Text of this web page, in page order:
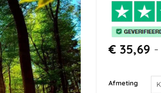
aan
verlanglijst
€35,69 -
Afmeting